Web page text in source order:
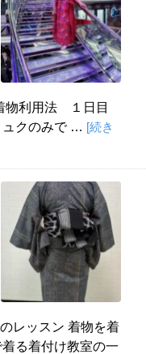
物利用法 １日目
ュクのみで … [続き
レッスン 着物を着
る着付け教室の一